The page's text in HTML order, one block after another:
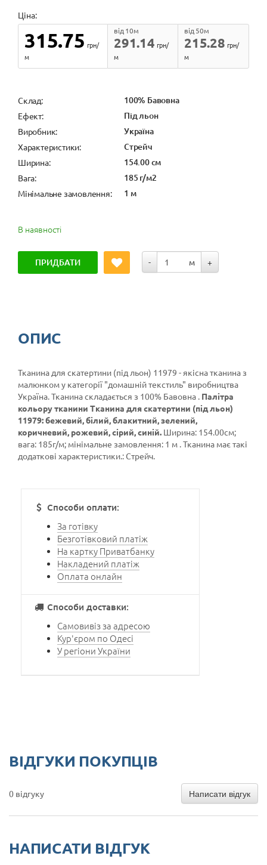
Ціна:
315.75 грн/
м
291.14
від 10м
грн/
м
215.28
від 50м
грн/
м
Cклад: 100% Бавовна
Ефект: Під льон
Виробник: Україна
Характеристики: Стрейч
Ширина: 154.00 см
Вага: 185 г/м2
Мінімальне замовлення: 1 м
В наявності
ПРИДБАТИ - м +
ОПИС
Тканина для скатертини (під льон) 11979 - якісна тканина з
малюнком у категорії "домашній текстиль" виробництва
Україна. Тканина складається з 100% Бавовна . Палітра
кольору тканини Тканина для скатертини (під льон)
11979: бежевий, білий, блакитний, зелений,
коричневий, рожевий, сірий, синій. Ширина: 154.00см;
вага: 185г/м; мінімальне замовлення: 1 м . Тканина має такі
додаткові характеристики.: Стрейч.
Способи оплати:
За готівку
Безготівковий платіж
На картку Приватбанку
Накладений платіж
Оплата онлайн
Способи доставки:
Самовивіз за адресою
Кур'єром по Одесі
У регіони України
ВІДГУКИ ПОКУПЦІВ
0 відгуку Написати відгук
НАПИСАТИ ВІДГУК